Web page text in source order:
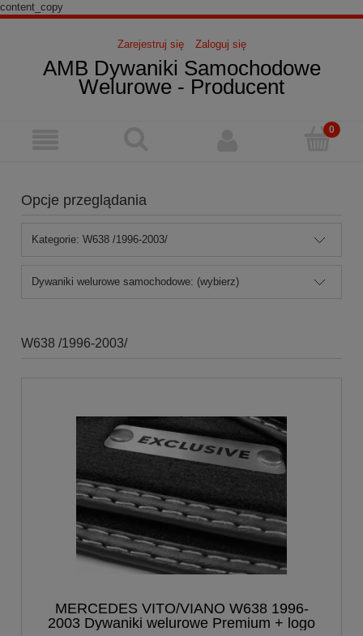
content_copy
Zarejestruj się Zaloguj się
AMB Dywaniki Samochodowe
Welurowe - Producent
Opcje przeglądania
Kategorie: W638 /1996-2003/
Dywaniki welurowe samochodowe: (wybierz)
W638 /1996-2003/
MERCEDES VITO/VIANO W638 1996-
2003 Dywaniki welurowe Premium + logo